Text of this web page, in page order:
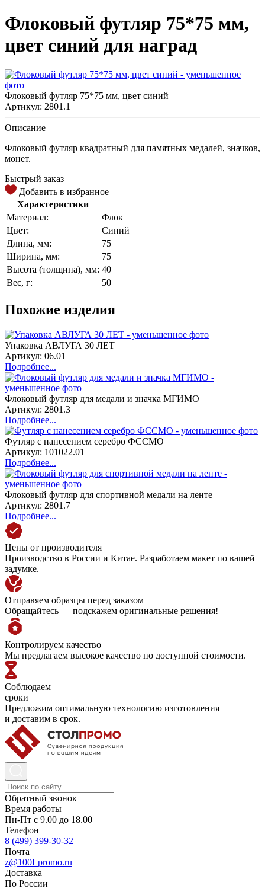
Флоковый футляр 75*75 мм,
цвет синий для наград
Флоковый футляр 75*75 мм, цвет синий
Артикул: 2801.1
Описание
Флоковый футляр квадратный для памятных медалей, значков,
монет.
Быстрый заказ
Добавить в избранное
Характеристики
Материал:
Флок
Цвет:
Синий
Длина, мм:
75
Ширина, мм:
75
Высота (толщина), мм: 40
Вес, г:
50
Похожие изделия
Упаковка АВЛУГА 30 ЛЕТ
Артикул: 06.01
Подробнее...
Флоковый футляр для медали и значка МГИМО
Артикул: 2801.3
Подробнее...
Футляр с нанесением серебро ФССМО
Артикул: 101022.01
Подробнее...
Флоковый футляр для спортивной медали на ленте
Артикул: 2801.7
Подробнее...
Цены от производителя
Производство в России и Китае. Разработаем макет по вашей
задумке.
Отправяем образцы перед заказом
Обращайтесь — подскажем оригинальные решения!
Контролируем качество
Мы предлагаем высокое качество по доступной стоимости.
Соблюдаем
сроки
Предложим оптимальную технологию изготовления
и доставим в срок.
Обратный звонок
Время работы
Пн-Пт с 9.00 до 18.00
Телефон
8 (499) 399-30-32
Почта
z@100Lpromo.ru
Доставка
По России